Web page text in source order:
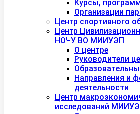
Курсы,
Организации
Центр спортивного
Центр
НОЧУ ВО МИИУЭП
О центре
Руководители
Направления и
деятельности
Центр
исследований